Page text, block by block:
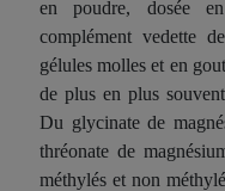
en poudre, dosée
complément vedette
gélules molles et en
de plus en plus
Du glycinate de
thréonate de
méthylés et non